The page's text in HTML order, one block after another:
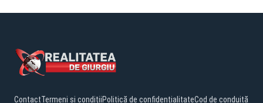
ContactTermeni și condițiiPolitică de confidențialitateCod de conduită